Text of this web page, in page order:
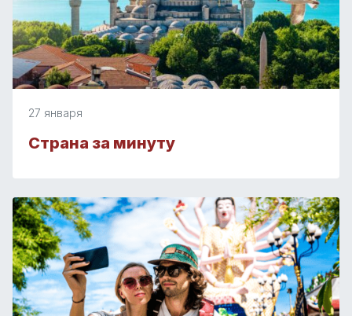
27 января
Страна за минуту